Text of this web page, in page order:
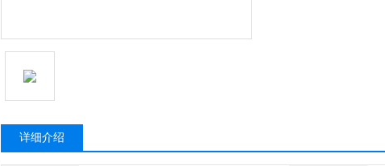
详细介绍